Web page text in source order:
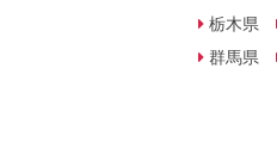
栃木県
群馬県